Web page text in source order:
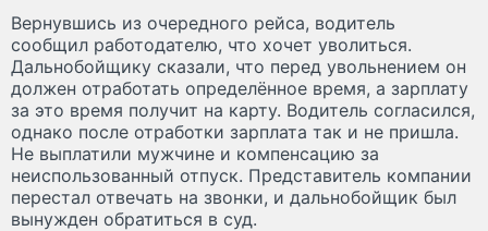
Вернувшись из очередного рейса, водитель
сообщил работодателю, что хочет уволиться.
Дальнобойщику сказали, что перед увольнением он
должен отработать определённое время, а зарплату
за это время получит на карту. Водитель согласился,
однако после отработки зарплата так и не пришла.
Не выплатили мужчине и компенсацию за
неиспользованный отпуск. Представитель компании
перестал отвечать на звонки, и дальнобойщик был
вынужден обратиться в суд.